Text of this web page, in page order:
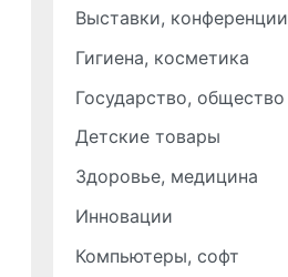
Выставки, конференции
Гигиена, косметика
Государство, общество
Детские товары
Здоровье, медицина
Инновации
Компьютеры, софт